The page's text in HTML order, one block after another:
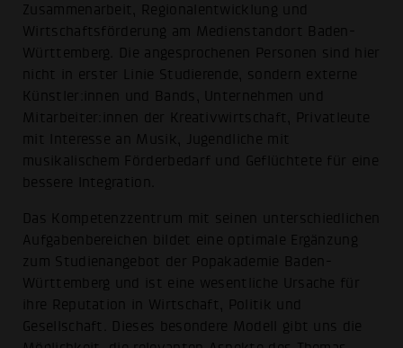
Zusammenarbeit, Regionalentwicklung und
Wirtschafts­förderung am Medienstandort Baden-
Württemberg. Die angesprochenen Personen sind hier
nicht in erster Linie Studierende, sondern externe
Künstler:innen und Bands, Unternehmen und
Mitarbeiter:innen der Kreativwirtschaft, Privatleute
mit Interesse an Musik, Jugendliche mit
musikalischem Förderbedarf und Geflüchtete für eine
bessere Integration.
Das Kompetenzzentrum mit seinen unterschiedlichen
Aufgabenbereichen bildet eine optimale Ergänzung
zum Studienangebot der Popakademie Baden-
Württemberg und ist eine wesentliche Ursache für
ihre Reputation in Wirtschaft, Politik und
Gesellschaft. Dieses besondere Modell gibt uns die